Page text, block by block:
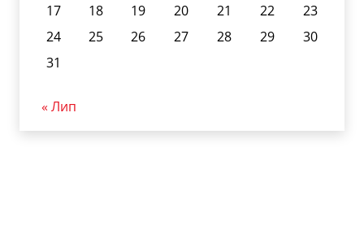
17
18 19 20 21 22
23
24
25 26 27 28 29
30
31
« Лип